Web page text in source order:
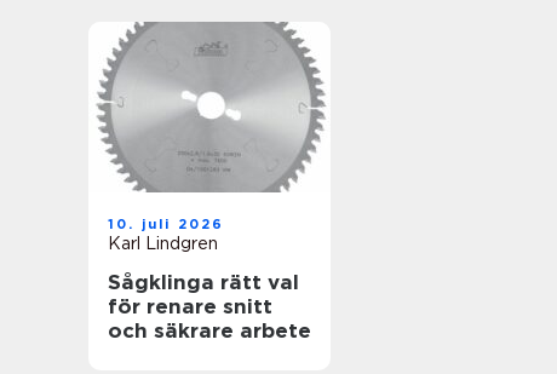
10. juli 2026
Karl Lindgren
Sågklinga rätt val
för renare snitt
och säkrare arbete